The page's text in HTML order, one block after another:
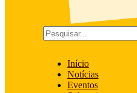
Início
Notícias
Eventos